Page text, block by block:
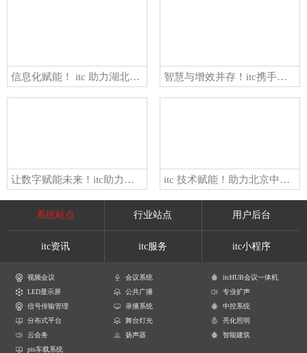
信息化赋能！ itc 助力湖北省黄石市第二医院建设高水平、多层次医疗保障体系！ 智慧与增效并存！itc携手浙江浙能萧山电厂打造「智慧会议」靓丽新名片！
让数字赋能未来！itc助力卡塔尔中央市政委员会会议厅智慧化升级！ itc 技术赋能！助力北京中关村（平谷）中小企业服务中心实现资源整合、空间聚合、业务融合！
系统站点 行业站点 用户后台
itc资讯 itc服务 itc小程序
视频会议 会议系统
itcHUB会议一体机
LED显示屏
公共广播
专业扩声
信号传输管理
录播系统
中控系统
分布式平台
舞台灯光
亮化照明
云会务
扬声器
智能建筑
pis车载系统